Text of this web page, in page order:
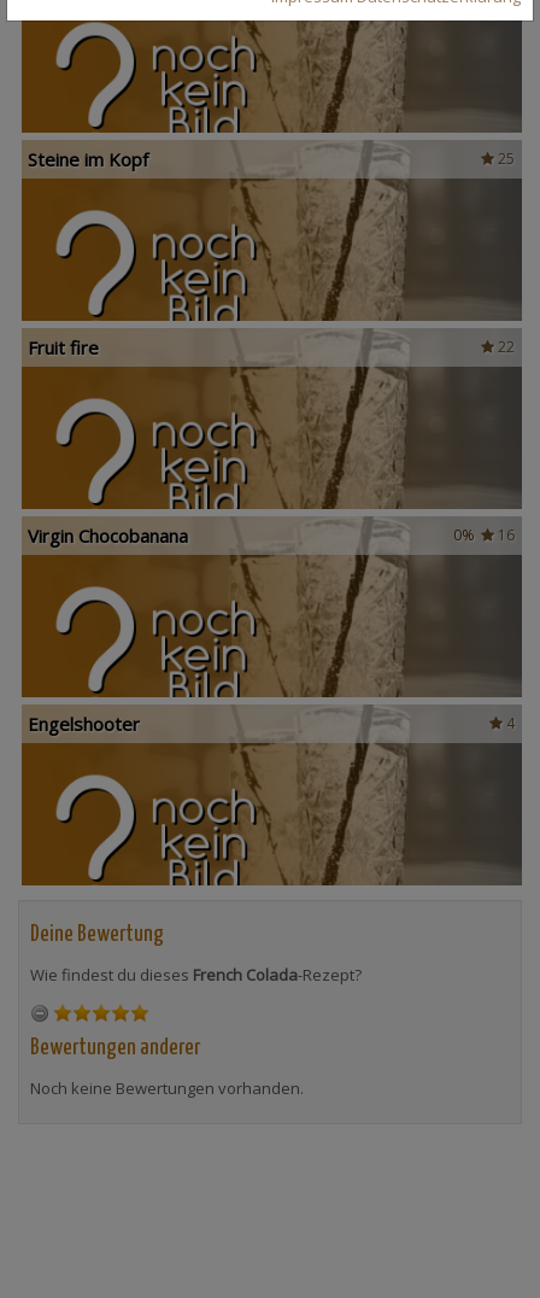
25
Steine im Kopf
22
Fruit fire
16
0%
Virgin Chocobanana
4
Engelshooter
Deine Bewertung
Wie findest du dieses French Colada-Rezept?
Bewertungen anderer
Noch keine Bewertungen vorhanden.